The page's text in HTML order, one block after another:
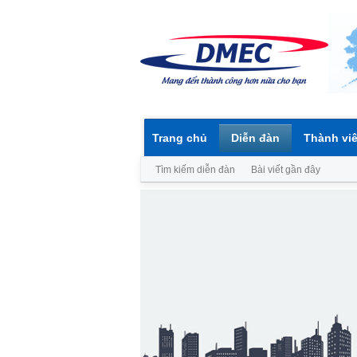
Trang chủ Diễn đàn
Tìm kiếm diễn đàn Bài viết gần đây
Thành